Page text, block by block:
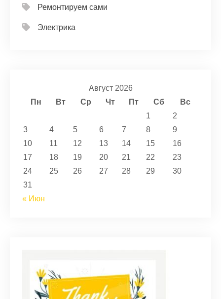
Ремонтируем сами
Электрика
Август 2026
Пн
Вт Ср Чт Пт Сб
Вс
1
2
3
4 5 6 7 8
9
10
11 12 13 14 15
16
17
18 19 20 21 22
23
24
25 26 27 28 29
30
31
« Июн